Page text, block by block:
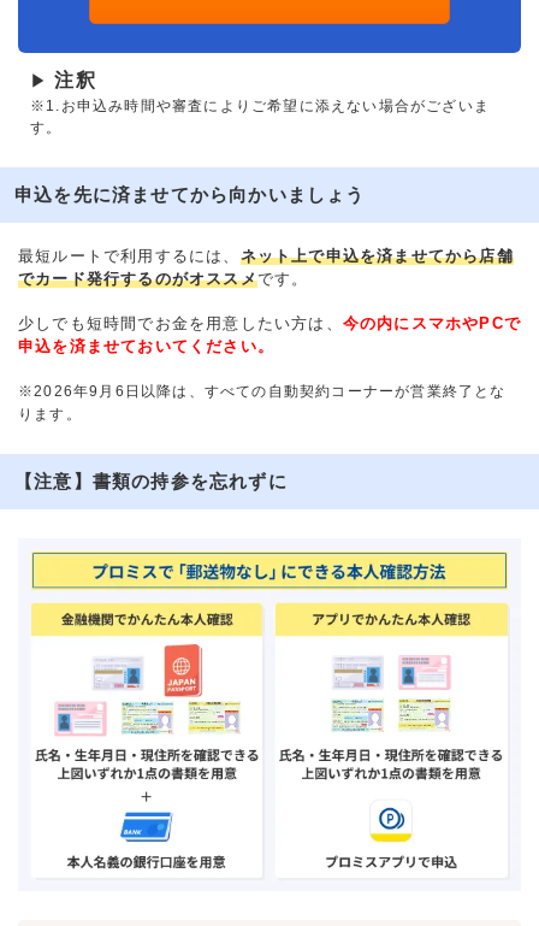
▶ 注釈
※1.お申込み時間や審査によりご希望に添えない場合がございま
す。
申込を先に済ませてから向かいましょう
最短ルートで利用するには、 ネット上で申込を済ませてから店舗
でカード発行するのがオススメです。
少しでも短時間でお金を用意したい方は、 今の内にスマホやPCで
申込を済ませておいてください。
※2026年9月6日以降は、すべての自動契約コーナーが営業終了とな
ります。
【注意】書類の持参を忘れずに